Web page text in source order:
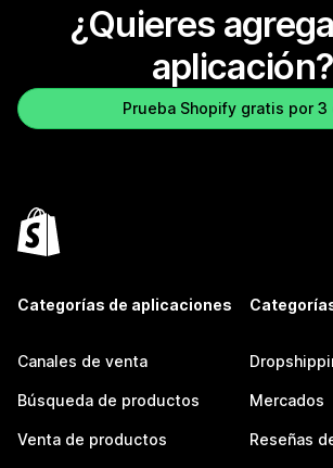
¿Quieres
aplicación?
Prueba Shopify gratis por 3
Categorías de aplicaciones
Canales de venta
Búsqueda de productos
Venta de productos
Mercados
Reseñas